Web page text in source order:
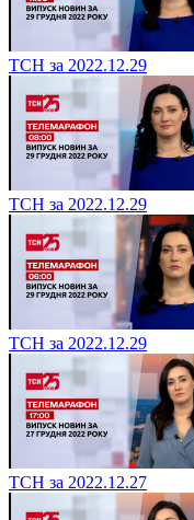
ТСН за 2022.12.29
ТСН за 2022.12.29
ТСН за 2022.12.29
ТСН за 2022.12.27